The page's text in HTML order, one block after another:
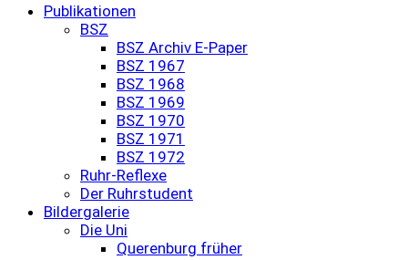
Publikationen
BSZ
BSZ Archiv E-Paper
BSZ 1967
BSZ 1968
BSZ 1969
BSZ 1970
BSZ 1971
BSZ 1972
Ruhr-Reflexe
Der Ruhrstudent
Bildergalerie
Die Uni
Querenburg früher